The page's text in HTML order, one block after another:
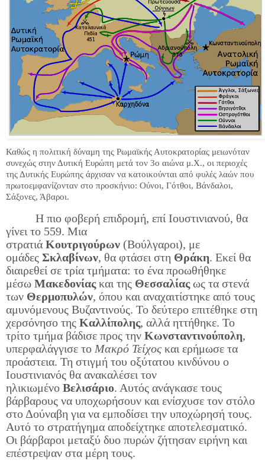
Καθώς η πολιτική δύναμη της Ρωμαϊκής Αυτοκρατορίας μειωνόταν
συνεχώς στην Δυτική Ευρώπη μετά τον 3ο αιώνα μ.Χ., οι περιοχές
της Δυτικής Ευρώπης άρχισαν να κατοικούνται από φυλές λαών που
πρωτοεμφανίζονταν στο προσκήνιο: Ούνοι, Γότθοι, Βάνδαλοι,
Σάξονες, Άβαροι.
Η πιο φοβερή επιδρομή, επί Ιουστινιανού, θα
γίνει το 559. Μια
στρατιά Κουτριγούρων (Βούλγαροι), με
ομάδες Σκλαβίνων, θα φτάσει στη Θράκη. Εκεί θα
διαιρεθεί σε τρία τμήματα: το ένα προωθήθηκε
μέσω Μακεδονίαςκαι της Θεσσαλίαςως τα στενά
των Θερμοπυλών, όπου και αναχαιτίστηκε από τους
αμυνόμενους Βυζαντινούς. Το δεύτερο επιτέθηκε στη
χερσόνησο της Καλλίπολης, αλλά ηττήθηκε. Το
τρίτο τμήμα βάδισε προς την Κωνσταντινούπολη,
υπερφαλάγγισε το Μακρό Τείχος και ερήμωσε τα
προάστεια. Τη στιγμή του οξύτατου κινδύνου ο
Ιουστινιανός θα ανακαλέσει τον
ηλικιωμένο Βελισάριο. Αυτός ανάγκασε τους
βάρβαρους να υποχωρήσουν και ενίσχυσε τον στόλο
στο Δούναβη για να εμποδίσει την υποχώρησή τους.
Αυτό το στρατήγημα αποδείχτηκε αποτελεσματικό.
Οι βάρβαροι μεταξύ δυο πυρών ζήτησαν ειρήνη και
επέστρεψαν στα μέρη τους.